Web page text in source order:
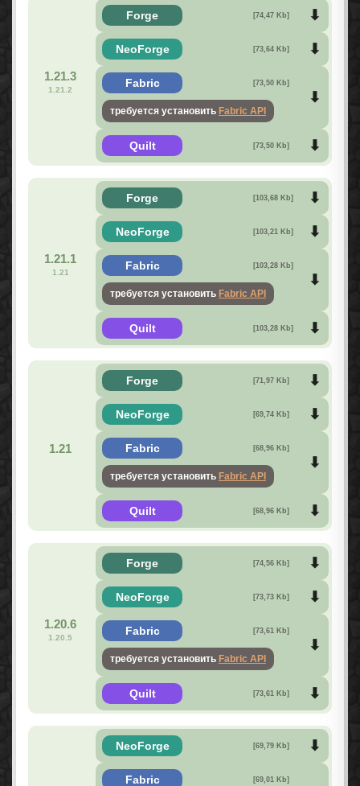
1.21.3
1.21.2
Forge [74,47 Kb]
NeoForge [73,64 Kb]
Fabric [73,50 Kb]
требуется установить Fabric API
Quilt [73,50 Kb]
1.21.1
1.21
Forge [103,68 Kb]
NeoForge [103,21 Kb]
Fabric [103,28 Kb]
требуется установить Fabric API
Quilt [103,28 Kb]
1.21
Forge [71,97 Kb]
NeoForge [69,74 Kb]
Fabric [68,96 Kb]
требуется установить Fabric API
Quilt [68,96 Kb]
1.20.6
1.20.5
Forge [74,56 Kb]
NeoForge [73,73 Kb]
Fabric [73,61 Kb]
требуется установить Fabric API
Quilt [73,61 Kb]
NeoForge [69,79 Kb]
Fabric [69,01 Kb]